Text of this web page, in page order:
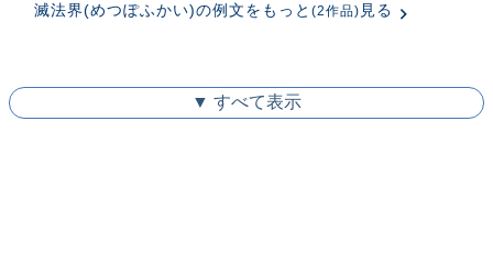
滅法界(めつぽふかい)の例文をもっと (2作品) 見る
▼ すべて表示